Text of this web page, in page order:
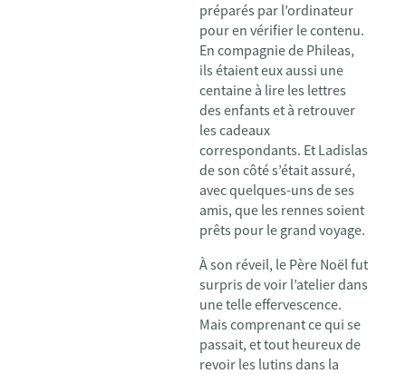
préparés par l’ordinateur
pour en vérifier le contenu.
En compagnie de Phileas,
ils étaient eux aussi une
centaine à lire les lettres
des enfants et à retrouver
les cadeaux
correspondants. Et Ladislas
de son côté s’était assuré,
avec quelques-uns de ses
amis, que les rennes soient
prêts pour le grand voyage.
À son réveil, le Père Noël fut
surpris de voir l’atelier dans
une telle effervescence.
Mais comprenant ce qui se
passait, et tout heureux de
revoir les lutins dans la